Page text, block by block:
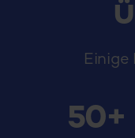
Einige
50+